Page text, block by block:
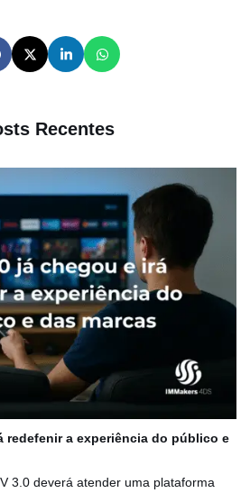
Recentes
redefenir a experiência do público e
3.0 deverá atender uma plataforma